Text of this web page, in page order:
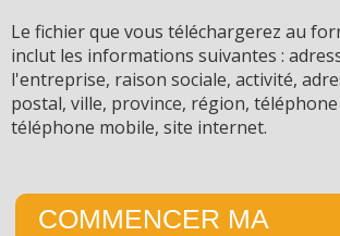
Le fichier que vous téléchargerez au
inclut les informations suivantes :
l'entreprise, raison sociale, activité,
postal, ville, province, région, téléphone
téléphone mobile, site internet.
COMMENCER MA